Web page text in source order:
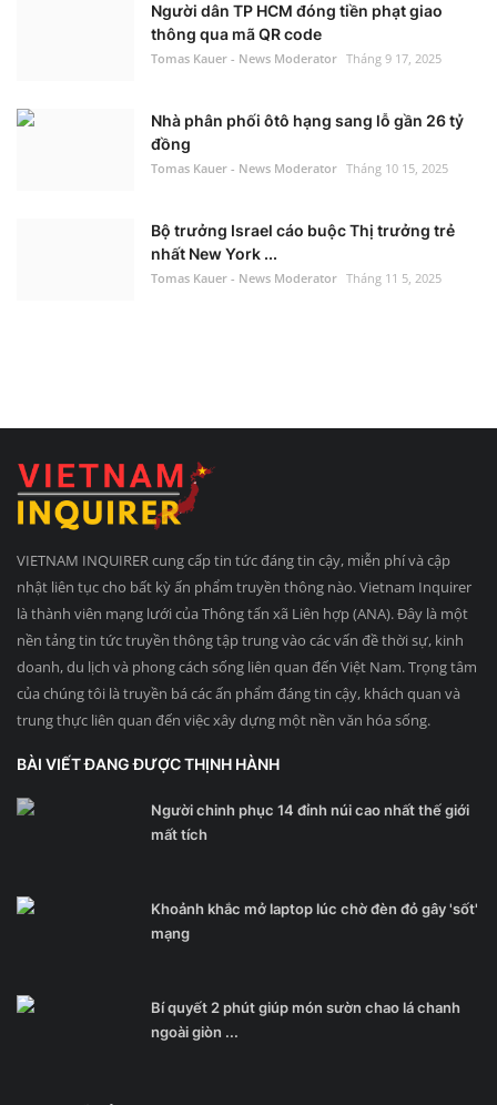
Người dân TP HCM đóng tiền phạt giao
thông qua mã QR code
Tomas Kauer - News Moderator Tháng 9 17, 2025
Nhà phân phối ôtô hạng sang lỗ gần 26 tỷ
đồng
Tomas Kauer - News Moderator Tháng 10 15, 2025
Bộ trưởng Israel cáo buộc Thị trưởng trẻ
nhất New York ...
Tomas Kauer - News Moderator Tháng 11 5, 2025
VIETNAM INQUIRER cung cấp tin tức đáng tin cậy, miễn phí và cập
nhật liên tục cho bất kỳ ấn phẩm truyền thông nào. Vietnam Inquirer
là thành viên mạng lưới của Thông tấn xã Liên hợp (ANA). Đây là một
nền tảng tin tức truyền thông tập trung vào các vấn đề thời sự, kinh
doanh, du lịch và phong cách sống liên quan đến Việt Nam. Trọng tâm
của chúng tôi là truyền bá các ấn phẩm đáng tin cậy, khách quan và
trung thực liên quan đến việc xây dựng một nền văn hóa sống.
BÀI VIẾT ĐANG ĐƯỢC THỊNH HÀNH
Người chinh phục 14 đỉnh núi cao nhất thế giới
mất tích
Khoảnh khắc mở laptop lúc chờ đèn đỏ gây 'sốt'
mạng
Bí quyết 2 phút giúp món sườn chao lá chanh
ngoài giòn ...